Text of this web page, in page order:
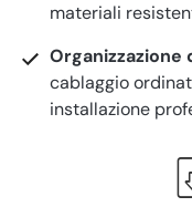
materiali
Organizzazione
cablaggio
installazione